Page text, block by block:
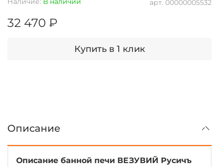
арт. 00000005532
32 470 ₽
Купить в 1 клик
Описание
Описание банной печи ВЕЗУВИЙ Русичъ